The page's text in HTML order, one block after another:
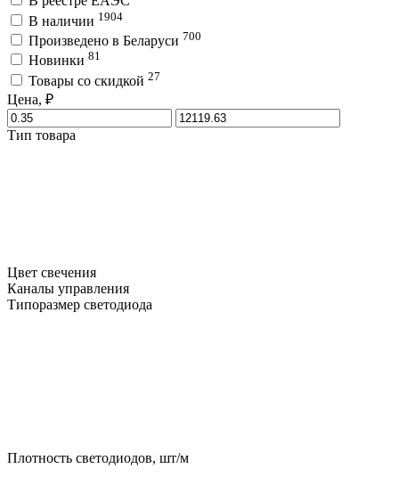
В наличии 1904
Произведено в Беларуси 700
Новинки 81
Товары со скидкой 27
Цена, ₽
Тип товара
Цвет свечения
Каналы управления
Типоразмер светодиода
Плотность светодиодов, шт/м